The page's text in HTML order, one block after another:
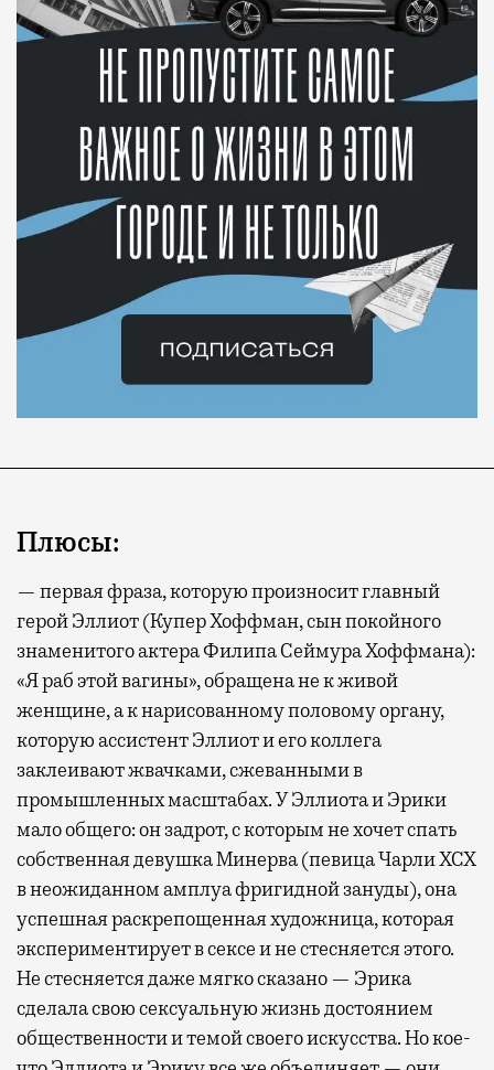
Плюсы:
— первая фраза, которую произносит главный
герой Эллиот (Купер Хоффман, сын покойного
знаменитого актера Филипа Сеймура Хоффмана):
«Я раб этой вагины», обращена не к живой
женщине, а к нарисованному половому органу,
которую ассистент Эллиот и его коллега
заклеивают жвачками, сжеванными в
промышленных масштабах. У Эллиота и Эрики
мало общего: он задрот, с которым не хочет спать
собственная девушка Минерва (певица Чарли XCX
в неожиданном амплуа фригидной зануды), она
успешная раскрепощенная художница, которая
экспериментирует в сексе и не стесняется этого.
Не стесняется даже мягко сказано — Эрика
сделала свою сексуальную жизнь достоянием
общественности и темой своего искусства. Но кое-